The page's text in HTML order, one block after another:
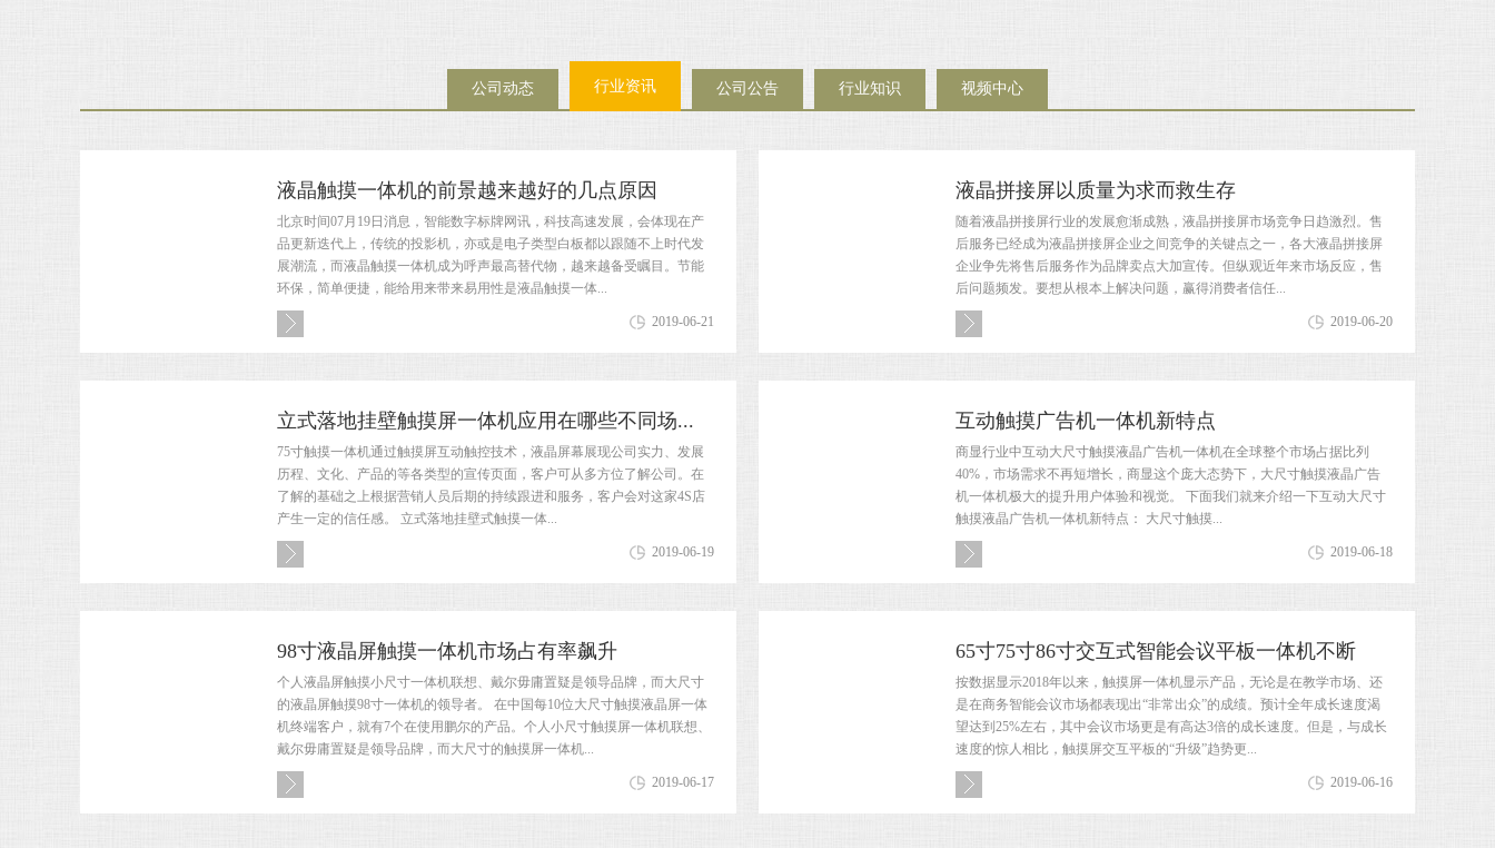
公司动态 行业资讯 公司公告 行业知识 视频中心
液晶触摸一体机的前景越来越好的几点原因
北京时间07月19日消息，智能数字标牌网讯，科技高速发展，会体现在产
品更新迭代上，传统的投影机，亦或是电子类型白板都以跟随不上时代发
展潮流，而液晶触摸一体机成为呼声最高替代物，越来越备受瞩目。节能
环保，简单便捷，能给用来带来易用性是液晶触摸一体...
2019-06-21
液晶拼接屏以质量为求而救生存
随着液晶拼接屏行业的发展愈渐成熟，液晶拼接屏市场竞争日趋激烈。售
后服务已经成为液晶拼接屏企业之间竞争的关键点之一，各大液晶拼接屏
企业争先将售后服务作为品牌卖点大加宣传。但纵观近年来市场反应，售
后问题频发。要想从根本上解决问题，赢得消费者信任...
2019-06-20
立式落地挂壁触摸屏一体机应用在哪些不同场...
75寸触摸一体机通过触摸屏互动触控技术，液晶屏幕展现公司实力、发展
历程、文化、产品的等各类型的宣传页面，客户可从多方位了解公司。在
了解的基础之上根据营销人员后期的持续跟进和服务，客户会对这家4S店
产生一定的信任感。 立式落地挂壁式触摸一体...
2019-06-19
互动触摸广告机一体机新特点
商显行业中互动大尺寸触摸液晶广告机一体机在全球整个市场占据比列
40%，市场需求不再短增长，商显这个庞大态势下，大尺寸触摸液晶广告
机一体机极大的提升用户体验和视觉。 下面我们就来介绍一下互动大尺寸
触摸液晶广告机一体机新特点： 大尺寸触摸...
2019-06-18
98寸液晶屏触摸一体机市场占有率飙升
个人液晶屏触摸小尺寸一体机联想、戴尔毋庸置疑是领导品牌，而大尺寸
的液晶屏触摸98寸一体机的领导者。 在中国每10位大尺寸触摸液晶屏一体
机终端客户，就有7个在使用鹏尔的产品。个人小尺寸触摸屏一体机联想、
戴尔毋庸置疑是领导品牌，而大尺寸的触摸屏一体机...
2019-06-17
65寸75寸86寸交互式智能会议平板一体机不断
按数据显示2018年以来，触摸屏一体机显示产品，无论是在教学市场、还
是在商务智能会议市场都表现出“非常出众”的成绩。预计全年成长速度渴
望达到25%左右，其中会议市场更是有高达3倍的成长速度。但是，与成长
速度的惊人相比，触摸屏交互平板的“升级”趋势更...
2019-06-16